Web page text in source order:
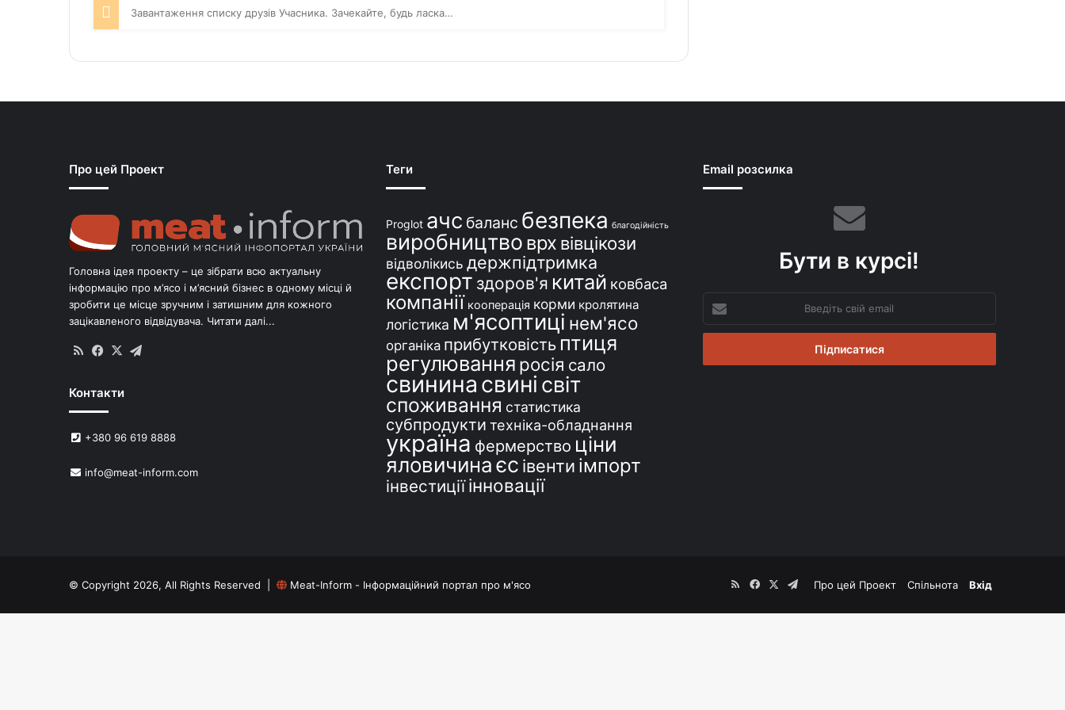
Завантаження списку друзів Учасника. Зачекайте, будь ласка…
Про цей Проект
Головна ідея проекту – це зібрати всю актуальну
інформацію про м’ясо і м’ясний бізнес в одному місці й
зробити це місце зручним і затишним для кожного
зацікавленого відвідувача. Читати далі...
RSS Facebook
X
Контакти
+380 96 619 8888
info@meat-inform.com
Теги
Proglot ачс баланс безпека благодійність
виробництво врх вівцікози
відволікись держпідтримка
експорт здоров'я китай ковбаса
компанії кооперація корми кролятина
логістика м'ясоптиці нем'ясо
органіка прибутковість птиця
регулювання росія сало
свинина свині світ
споживання статистика
субпродукти техніка-обладнання
україна фермерство ціни
яловичинаєс івенти імпорт
інвестиції інновації
Email розсилка
Бути в курсі!
свій
email
© Copyright 2026, All Rights Reserved | Meat-Inform - Інформаційний портал про м'ясо Про цей Проект Спільнота Вхід
RSSFacebookTelegram